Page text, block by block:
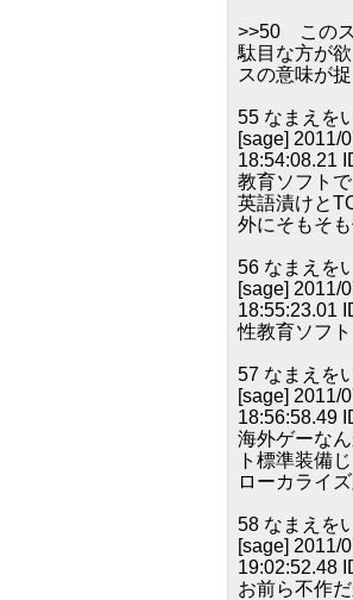
>>50 このス
駄目な方が
スの意味が捉
55 なまえを
[sage] 2011/
18:54:08.21
教育ソフト
英語漬けと
外にそもそ
56 なまえを
[sage] 2011/
18:55:23.01
性教育ソフト
57 なまえを
[sage] 2011/
18:56:58.49
海外ゲーな
ト標準装備
ローカライ
58 なまえを
[sage] 2011/
19:02:52.48
お前ら不作